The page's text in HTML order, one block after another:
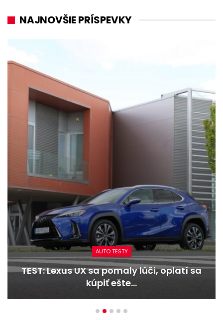
NAJNOVŠIE PRÍSPEVKY
AUTO TESTY
TEST: Dacia Duster hybrid-G 150 4×4 –
Trojitý útok